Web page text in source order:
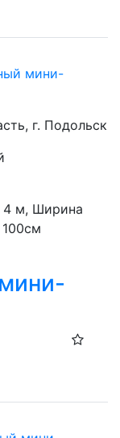
мини-
г. Подольск
4 м, Ширина